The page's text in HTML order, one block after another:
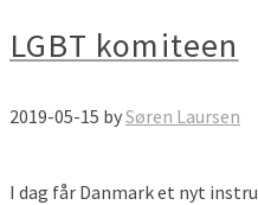
LGBT komiteen
2019-05-15 bySøren Laursen
I dag får Danmark et nyt